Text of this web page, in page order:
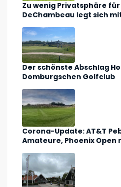
Zu wenig Privatsphäre
DeChambeau legt sich
Der schönste Abschlag
Domburgschen Golfclub
Corona-Update: AT&T
Amateure, Phoenix Open